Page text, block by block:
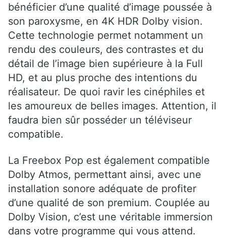
bénéficier d’une qualité d’image poussée à
son paroxysme, en 4K HDR Dolby vision.
Cette technologie permet notamment un
rendu des couleurs, des contrastes et du
détail de l’image bien supérieure à la Full
HD, et au plus proche des intentions du
réalisateur. De quoi ravir les cinéphiles et
les amoureux de belles images. Attention, il
faudra bien sûr posséder un téléviseur
compatible.
La Freebox Pop est également compatible
Dolby Atmos, permettant ainsi, avec une
installation sonore adéquate de profiter
d’une qualité de son premium. Couplée au
Dolby Vision, c’est une véritable immersion
dans votre programme qui vous attend.